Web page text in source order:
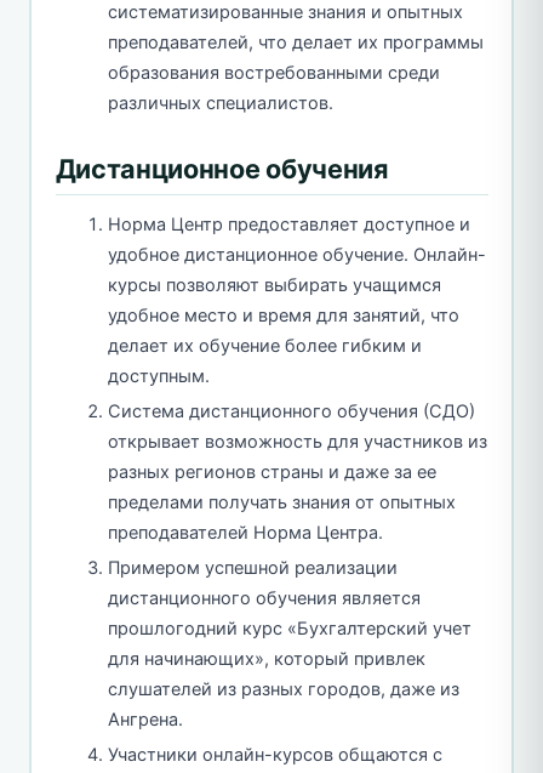
систематизированные знания и опытных
преподавателей, что делает их программы
образования востребованными среди
различных специалистов.
Дистанционное обучения
Норма Центр предоставляет доступное и
удобное дистанционное обучение. Онлайн-
курсы позволяют выбирать учащимся
удобное место и время для занятий, что
делает их обучение более гибким и
доступным.
Система дистанционного обучения (СДО)
открывает возможность для участников из
разных регионов страны и даже за ее
пределами получать знания от опытных
преподавателей Норма Центра.
Примером успешной реализации
дистанционного обучения является
прошлогодний курс «Бухгалтерский учет
для начинающих», который привлек
слушателей из разных городов, даже из
Ангрена.
Участники онлайн-курсов общаются с